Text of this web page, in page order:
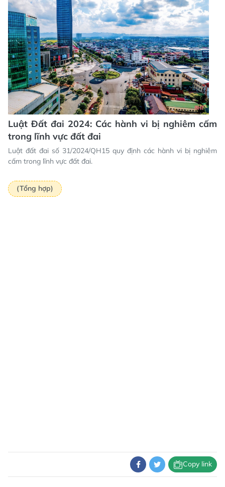
Luật Đất đai 2024: Các hành vi bị nghiêm cấm
trong lĩnh vực đất đai
Luật đất đai số 31/2024/QH15 quy định các hành vi bị nghiêm
cấm trong lĩnh vực đất đai.
(Tổng hợp)
Copy link